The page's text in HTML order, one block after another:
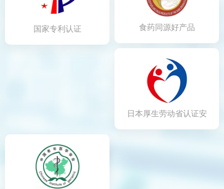
国家专利认证 食药同源好产品
日本厚生劳动省认证安